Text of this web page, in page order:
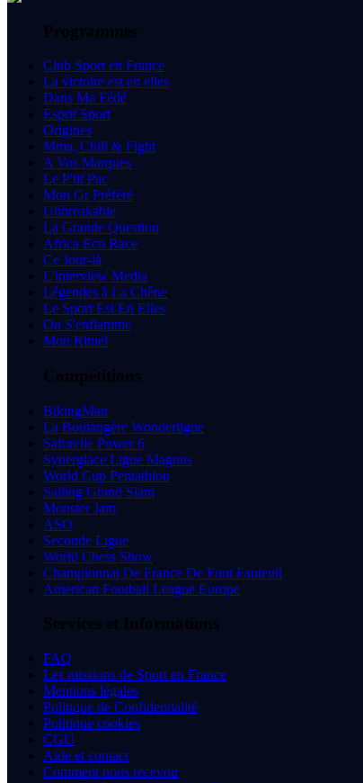
Programmes
Club Sport en France
La victoire est en elles
Dans Ma Fédé
Esprit Sport
Origines
Mma, Chill & Fight
A Vos Marques
Le P'tit Pac
Mon Gr Préféré
Unbreakable
La Grande Question
Africa Eco Race
Ce Jour-là
L'interview Media
Légendes à La Chêne
Le Sport Est En Elles
On S'enflamme
Mon Rituel
Compétitions
BikingMan
La Boulangère Wonderligue
Saforelle Power 6
Synerglace Ligue Magnus
World Cup Pentathlon
Sailing Grand Slam
Monster Jam
ASO
Seconde Ligue
World Chess Show
Championnat De France De Foot Fauteuil
American Football League Europe
Services et Informations
FAQ
Les missions de Sport en France
Mentions légales
Politique de Confidentialité
Politique cookies
CGU
Aide et contact
Comment nous recevoir